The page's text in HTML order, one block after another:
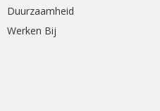
Duurzaamheid
Werken Bij